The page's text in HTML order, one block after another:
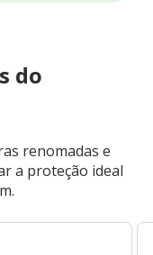
do
renomadas e
a proteção ideal